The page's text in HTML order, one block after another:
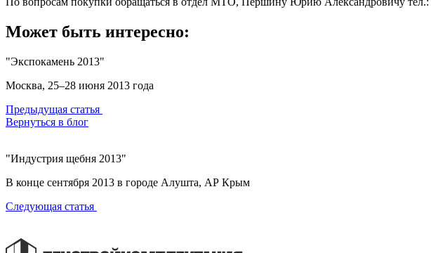
Может быть интересно:
"Экспокамень 2013"
Москва, 25–28 июня 2013 года
Предыдущая статья
Вернуться в блог
"Индустрия щебня 2013"
В конце сентября 2013 в городе Алушта, АР Крым
Следующая статья